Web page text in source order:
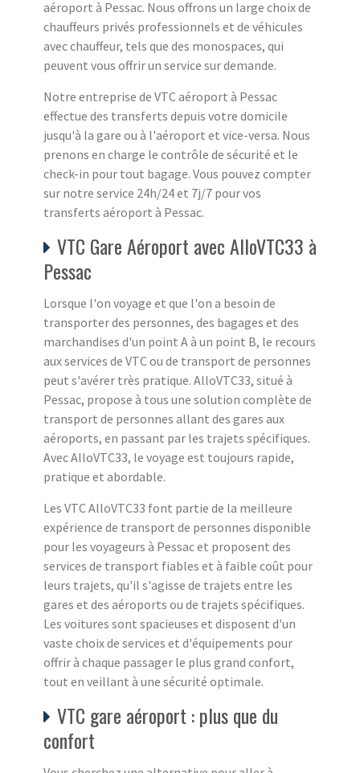
aéroport à Pessac. Nous offrons un large choix de
chauffeurs privés professionnels et de véhicules
avec chauffeur, tels que des monospaces, qui
peuvent vous offrir un service sur demande.
Notre entreprise de VTC aéroport à Pessac
effectue des transferts depuis votre domicile
jusqu'à la gare ou à l'aéroport et vice-versa. Nous
prenons en charge le contrôle de sécurité et le
check-in pour tout bagage. Vous pouvez compter
sur notre service 24h/24 et 7j/7 pour vos
transferts aéroport à Pessac.
VTC Gare Aéroport avec AlloVTC33 à
Pessac
Lorsque l'on voyage et que l'on a besoin de
transporter des personnes, des bagages et des
marchandises d'un point A à un point B, le recours
aux services de VTC ou de transport de personnes
peut s'avérer très pratique. AlloVTC33, situé à
Pessac, propose à tous une solution complète de
transport de personnes allant des gares aux
aéroports, en passant par les trajets spécifiques.
Avec AlloVTC33, le voyage est toujours rapide,
pratique et abordable.
Les VTC AlloVTC33 font partie de la meilleure
expérience de transport de personnes disponible
pour les voyageurs à Pessac et proposent des
services de transport fiables et à faible coût pour
leurs trajets, qu'il s'agisse de trajets entre les
gares et des aéroports ou de trajets spécifiques.
Les voitures sont spacieuses et disposent d'un
vaste choix de services et d'équipements pour
offrir à chaque passager le plus grand confort,
tout en veillant à une sécurité optimale.
VTC gare aéroport : plus que du
confort